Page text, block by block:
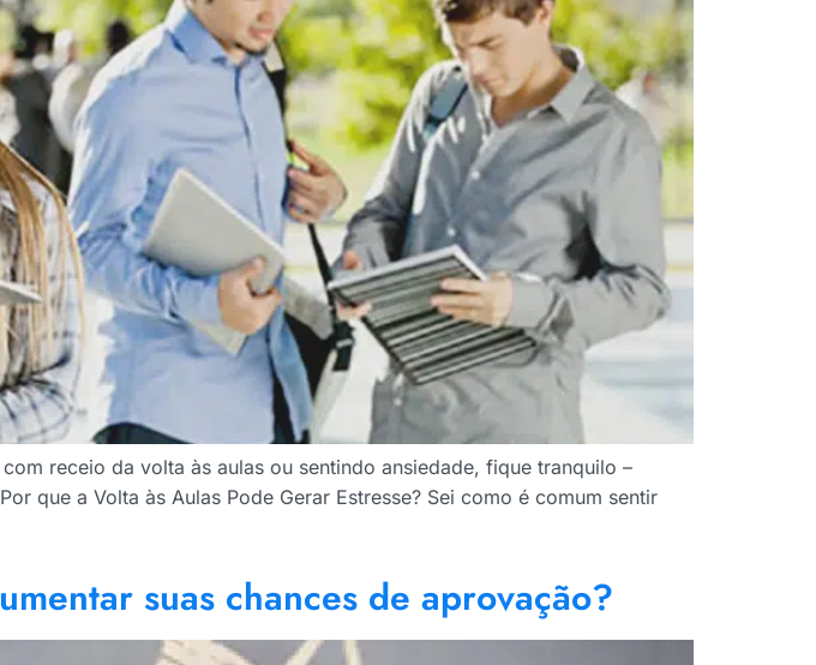
receio da volta às aulas ou sentindo ansiedade, fique tranquilo –
que a Volta às Aulas Pode Gerar Estresse? Sei como é comum sentir
suas chances de aprovação?